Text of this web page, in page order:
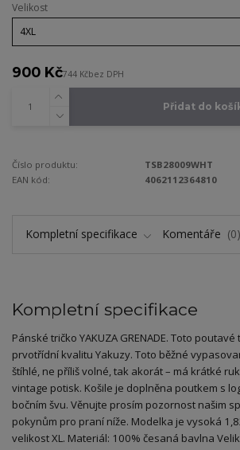
Velikost
900 Kč744 Kčbez DPH
Přidat do
Číslo produktu:
TSB28009WHT
EAN kód:
4062112364810
Kompletní specifikace Komentáře 0
Kompletní specifikace
Pánské tričko YAKUZA GRENADE. Toto
prvotřídní kvalitu Yakuzy. Toto běžné
štíhlé, ne příliš volné, tak akorát – má krátké
vintage potisk. Košile je doplněna poutkem s
bočním švu. Věnujte prosím pozornost našim
pokynům pro praní níže. Modelka je vysoká
velikost XL. Materiál: 100% česaná bavlna